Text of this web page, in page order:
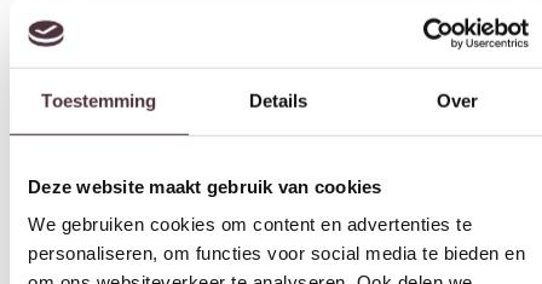
Deze website maakt gebruik van cookies
We gebruiken cookies om content en advertenties te
om ons websiteverkeer te analyseren. Ook delen we
informatie over uw gebruik van onze site met onze
partners voor social media, adverteren en analyse. Deze
partners kunnen deze gegevens combineren met andere
90 cm
Materiaal
Mangohout